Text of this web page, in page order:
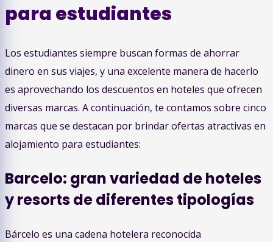
para estudiantes
Los estudiantes siempre buscan formas de ahorrar
dinero en sus viajes, y una excelente manera de hacerlo
es aprovechando los descuentos en hoteles que ofrecen
diversas marcas. A continuación, te contamos sobre cinco
marcas que se destacan por brindar ofertas atractivas en
alojamiento para estudiantes:
Barcelo: gran variedad de hoteles
y resorts de diferentes tipologías
Bárcelo es una cadena hotelera reconocida